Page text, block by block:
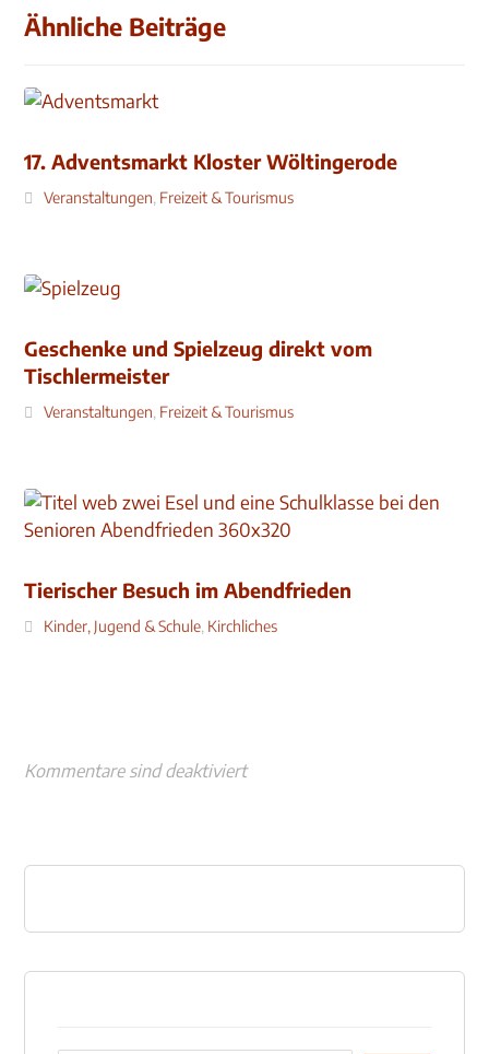
Ähnliche Beiträge
17. Adventsmarkt Kloster Wöltingerode
Veranstaltungen, Freizeit & Tourismus
Geschenke und Spielzeug direkt vom
Tischlermeister
Veranstaltungen, Freizeit & Tourismus
Tierischer Besuch im Abendfrieden
Kinder, Jugend & Schule, Kirchliches
Kommentare sind deaktiviert